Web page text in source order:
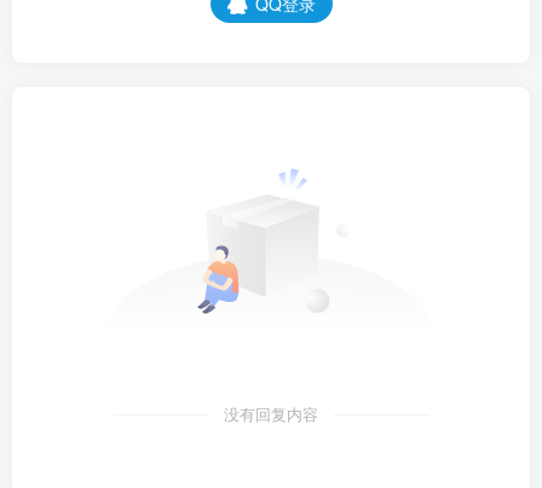
没有回复内容